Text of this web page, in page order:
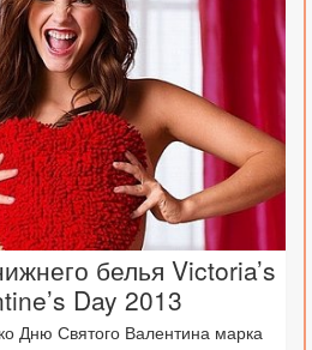
белья Victoria’s
Day 2013
Дню Святого Валентина марка